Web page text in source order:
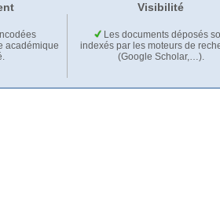
Visibilité
académique
Les documents déposés
indexés par les moteurs de
(Google Scholar,…).